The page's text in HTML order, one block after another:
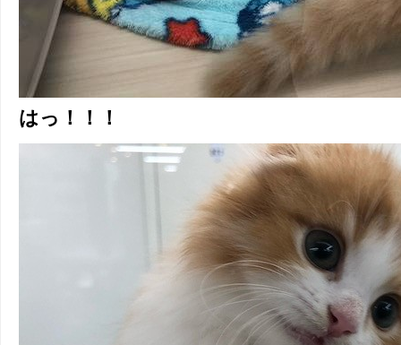
はっ！！！